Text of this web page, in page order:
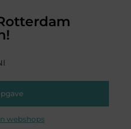
webshops